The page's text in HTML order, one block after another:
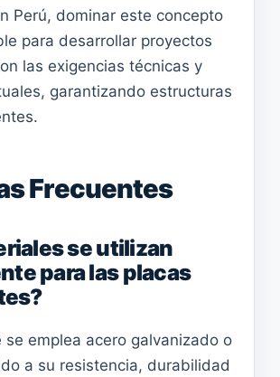
Perú, dominar este concepto
para desarrollar proyectos
las exigencias técnicas y
garantizando estructuras
Frecuentes
se utilizan
para las placas
se emplea acero galvanizado o
a su resistencia, durabilidad